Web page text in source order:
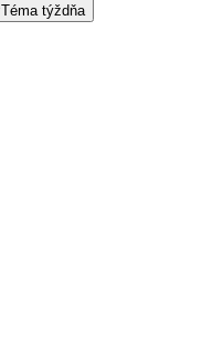
Téma týždňa